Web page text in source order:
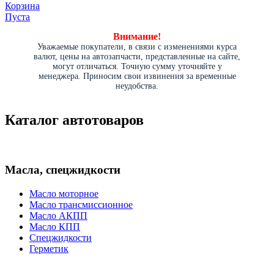
Корзина
Пуста
Внимание!
Уважаемые покупатели, в связи с изменениями курса
валют, цены на автозапчасти, представленные на сайте,
могут отличаться. Точную сумму уточняйте у
менеджера. Приносим свои извинения за временные
неудобства.
Каталог автотоваров
Масла, спецжидкости
Масло моторное
Масло трансмиссионное
Масло АКПП
Масло КПП
Спецжидкости
Герметик